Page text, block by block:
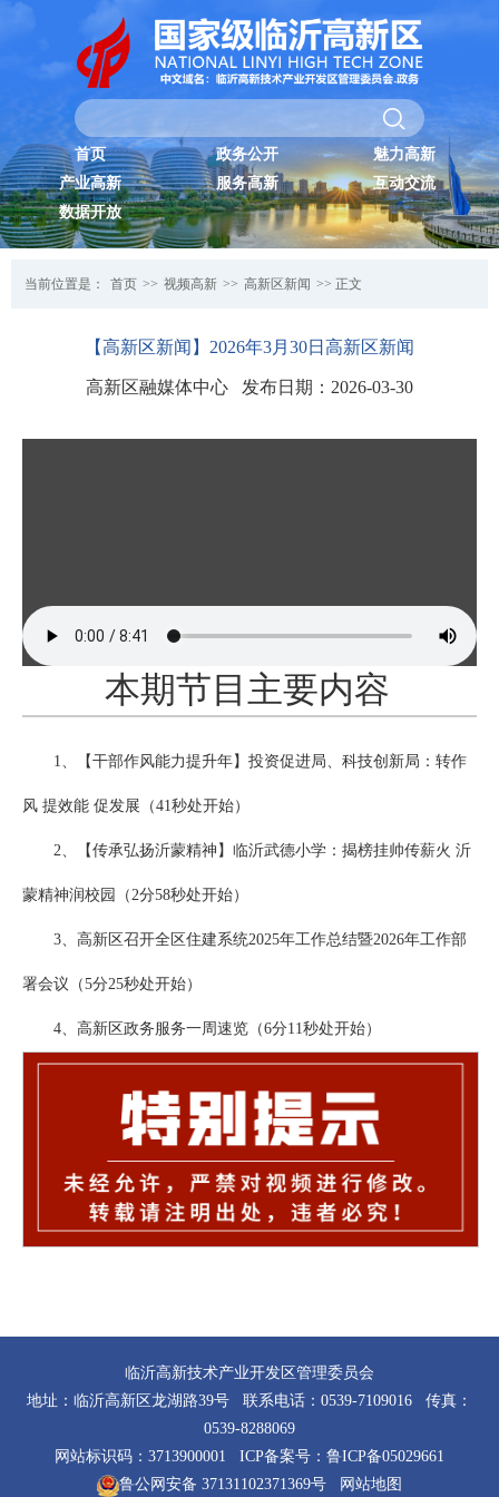
首页 政务公开
魅力高新
产业高新
服务高新
互动交流
数据开放
当前位置是： 首页 >> 视频高新 >> 高新区新闻 >> 正文
【高新区新闻】2026年3月30日高新区新闻
高新区融媒体中心 发布日期：2026-03-30
本期节目主要内容
1、【干部作风能力提升年】投资促进局、科技创新局：转作
风 提效能 促发展（41秒处开始）
2、【传承弘扬沂蒙精神】临沂武德小学：揭榜挂帅传薪火 沂
蒙精神润校园（2分58秒处开始）
3、高新区召开全区住建系统2025年工作总结暨2026年工作部
署会议（5分25秒处开始）
4、高新区政务服务一周速览（6分11秒处开始）
临沂高新技术产业开发区管理委员会
地址：临沂高新区龙湖路39号 联系电话：0539-7109016 传真：
0539-8288069
网站标识码：3713900001 ICP备案号： 鲁ICP备05029661
鲁公网安备 37131102371369号
网站地图